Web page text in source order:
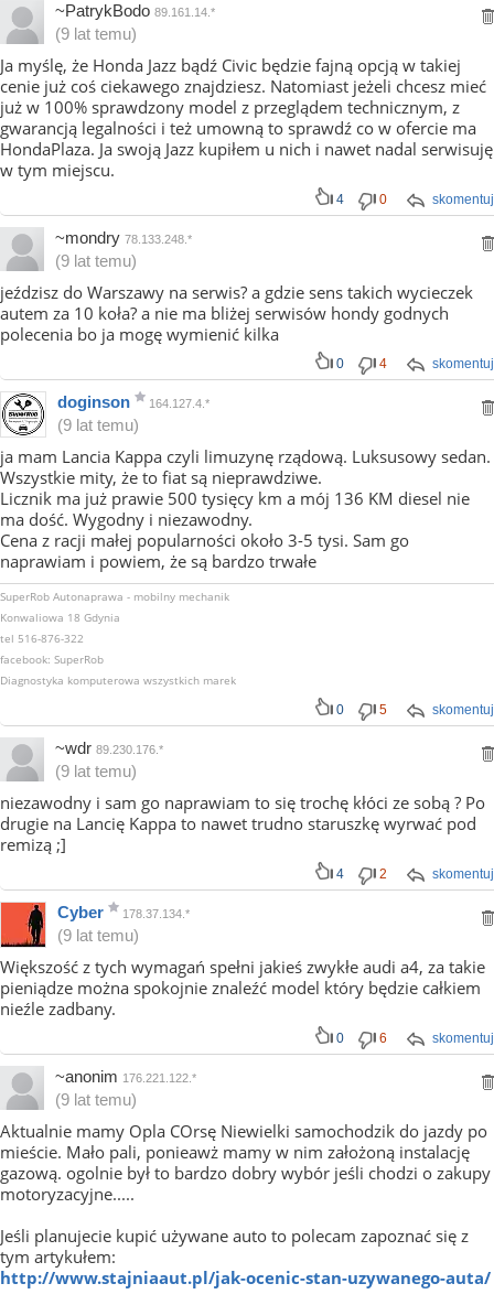
~PatrykBodo 89.161.14.*
(9 lat temu)
Ja myślę, że Honda Jazz bądź Civic będzie fajną opcją w takiej
cenie już coś ciekawego znajdziesz. Natomiast jeżeli chcesz mieć
już w 100% sprawdzony model z przeglądem technicznym, z
gwarancją legalności i też umowną to sprawdź co w ofercie ma
HondaPlaza. Ja swoją Jazz kupiłem u nich i nawet nadal serwisuję
w tym miejscu.
skomentuj
4 0
~mondry 78.133.248.*
(9 lat temu)
jeździsz do Warszawy na serwis? a gdzie sens takich wycieczek
autem za 10 koła? a nie ma bliżej serwisów hondy godnych
polecenia bo ja mogę wymienić kilka
skomentuj
0 4
doginson 164.127.4.*
(9 lat temu)
ja mam Lancia Kappa czyli limuzynę rządową. Luksusowy sedan.
Wszystkie mity, że to fiat są nieprawdziwe.
Licznik ma już prawie 500 tysięcy km a mój 136 KM diesel nie
ma dość. Wygodny i niezawodny.
Cena z racji małej popularności około 3-5 tysi. Sam go
naprawiam i powiem, że są bardzo trwałe
SuperRob Autonaprawa - mobilny mechanik
Konwaliowa 18 Gdynia
tel 516-876-322
facebook: SuperRob
Diagnostyka komputerowa wszystkich marek
skomentuj
0 5
~wdr 89.230.176.*
(9 lat temu)
niezawodny i sam go naprawiam to się trochę kłóci ze sobą ? Po
drugie na Lancię Kappa to nawet trudno staruszkę wyrwać pod
remizą ;]
skomentuj
4 2
Cyber 178.37.134.*
(9 lat temu)
Większość z tych wymagań spełni jakieś zwykłe audi a4, za takie
pieniądze można spokojnie znaleźć model który będzie całkiem
nieźle zadbany.
skomentuj
0 6
~anonim 176.221.122.*
(9 lat temu)
Aktualnie mamy Opla COrsę Niewielki samochodzik do jazdy po
mieście. Mało pali, ponieawż mamy w nim założoną instalację
gazową. ogolnie był to bardzo dobry wybór jeśli chodzi o zakupy
motoryzacyjne.....
Jeśli planujecie kupić używane auto to polecam zapoznać się z
tym artykułem:
http://www.stajniaaut.pl/jak-ocenic-stan-uzywanego-auta/